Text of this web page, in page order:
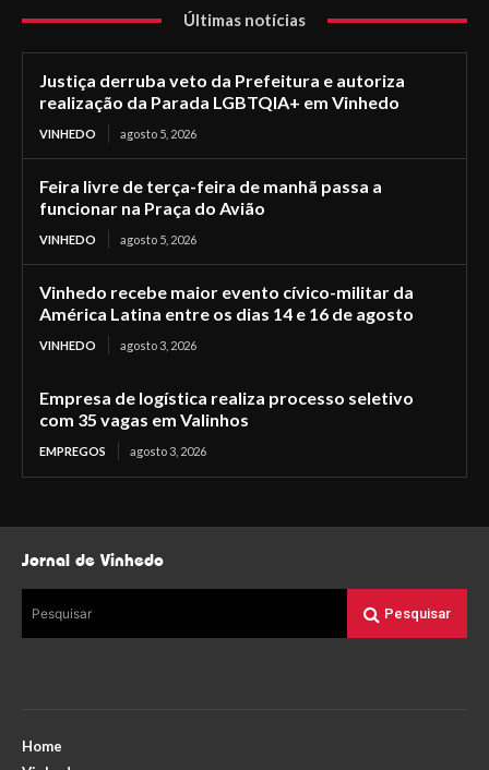
Últimas notícias
Justiça derruba veto da Prefeitura e autoriza
realização da Parada LGBTQIA+ em Vinhedo
VINHEDO agosto 5, 2026
Feira livre de terça-feira de manhã passa a
funcionar na Praça do Avião
VINHEDO agosto 5, 2026
Vinhedo recebe maior evento cívico-militar da
América Latina entre os dias 14 e 16 de agosto
VINHEDO agosto 3, 2026
Empresa de logística realiza processo seletivo
com 35 vagas em Valinhos
EMPREGOS agosto 3, 2026
Jornal de Vinhedo
Pesquisar Pesquisar
Home